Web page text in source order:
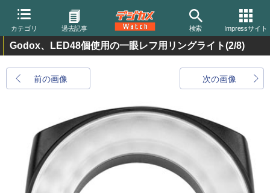
カテゴリ 過去記事 検索 Impressサイト
Godox、LED48個使用の一眼レフ用リングライト(2/8)
前の画像 次の画像